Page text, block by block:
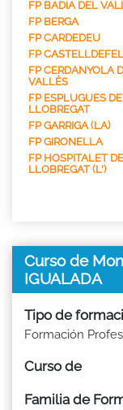
FP BADIA DEL
FP BERGA
FP CARDEDEU
FP
FP CERDANYOLA
VALLÈS
FP ESPLUGUES DE
LLOBREGAT
FP GARRIGA (LA)
FP GIRONELLA
FP HOSPITALET DE
LLOBREGAT (L')
Curso de
IGUALADA
Tipo de
Formación
Curso de
Familia de